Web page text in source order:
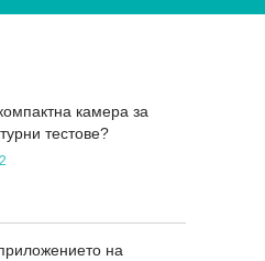
камера за
тестове?
на